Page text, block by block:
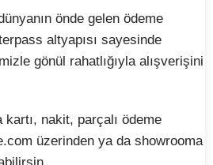
önde gelen ödeme
altyapısı sayesinde
gönül rahatlığıyla alışverişini
nakit, parçalı ödeme
üzerinden ya da showrooma